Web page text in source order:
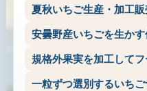
夏秋いちご生産・加工
安曇野産いちごを生か
規格外果実を加工して
一粒ずつ選別するいちご